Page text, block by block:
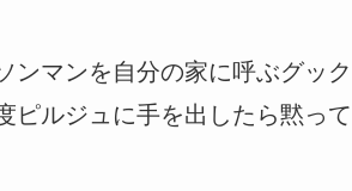
ンマンを自分の家に呼ぶグッ
ピルジュに手を出したら黙っ